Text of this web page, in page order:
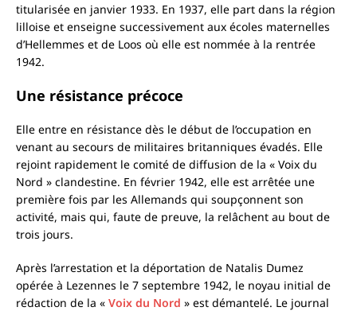
titularisée en janvier 1933. En 1937, elle part dans la région
lilloise et enseigne successivement aux écoles maternelles
d’Hellemmes et de Loos où elle est nommée à la rentrée
1942.
Une résistance précoce
Elle entre en résistance dès le début de l’occupation en
venant au secours de militaires britanniques évadés. Elle
rejoint rapidement le comité de diffusion de la « Voix du
Nord » clandestine. En février 1942, elle est arrêtée une
première fois par les Allemands qui soupçonnent son
activité, mais qui, faute de preuve, la relâchent au bout de
trois jours.
Après l’arrestation et la déportation de Natalis Dumez
opérée à Lezennes le 7 septembre 1942, le noyau initial de
rédaction de la « Voix du Nord » est démantelé. Le journal